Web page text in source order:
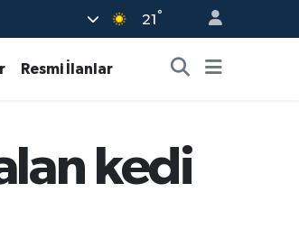
21 °
Resmi İlanlar
kedi